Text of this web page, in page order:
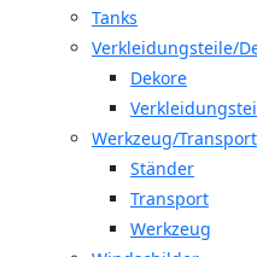
Tanks
Verkleidungsteile/
Dekore
Werkzeug/Transport
Ständer
Transport
Werkzeug